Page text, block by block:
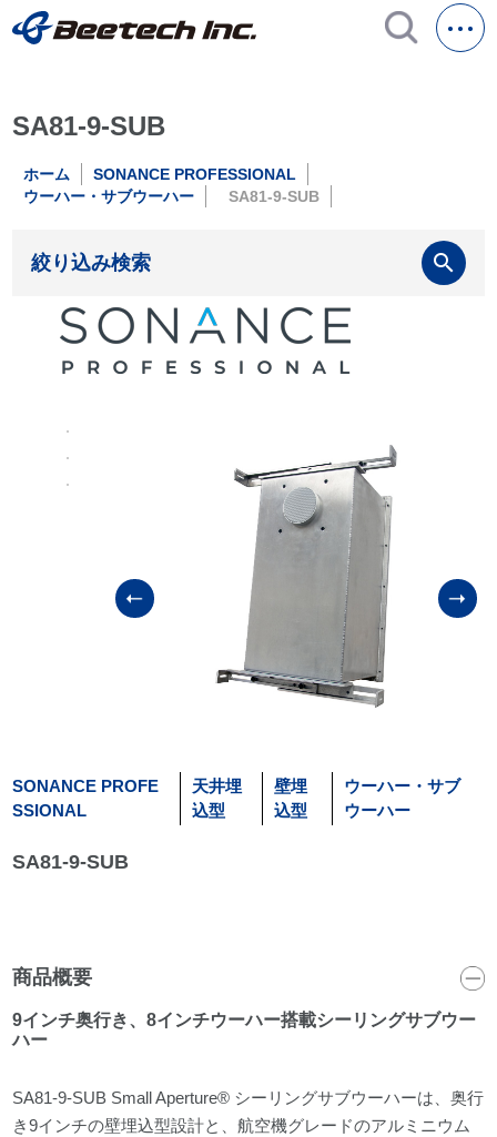
SA81-9-SUB
ホーム
SONANCE PROFESSIONAL
ウーハー・サブウーハー
SA81-9-SUB
絞り込み検索 search
SONANCE PROFE
SSIONAL
天井埋
込型
壁埋
込型
ウーハー・サブ
ウーハー
SA81-9-SUB
商品概要
9インチ奥行き、8インチウーハー搭載シーリングサブウー
ハー
SA81-9-SUB Small Aperture® シーリングサブウーハーは、奥行
き9インチの壁埋込型設計と、航空機グレードのアルミニウム